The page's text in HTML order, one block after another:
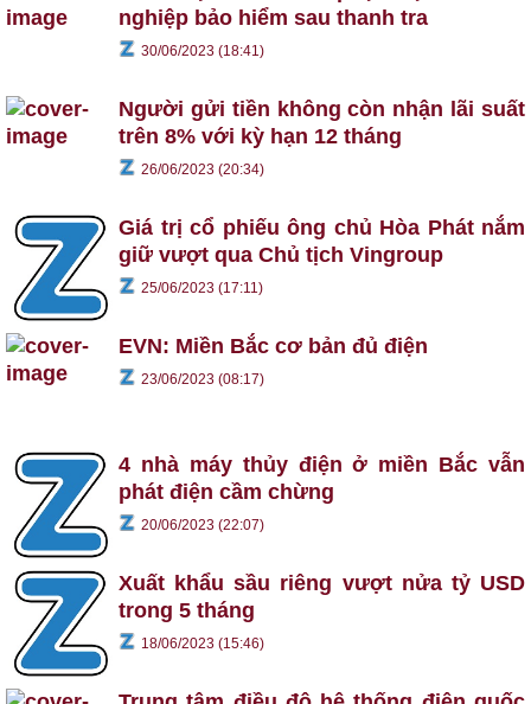
nghiệp bảo hiểm sau thanh tra
30/06/2023 (18:41)
Người gửi tiền không còn nhận lãi suất
trên 8% với kỳ hạn 12 tháng
26/06/2023 (20:34)
Giá trị cổ phiếu ông chủ Hòa Phát nắm
giữ vượt qua Chủ tịch Vingroup
25/06/2023 (17:11)
EVN: Miền Bắc cơ bản đủ điện
23/06/2023 (08:17)
4 nhà máy thủy điện ở miền Bắc vẫn
phát điện cầm chừng
20/06/2023 (22:07)
Xuất khẩu sầu riêng vượt nửa tỷ USD
trong 5 tháng
18/06/2023 (15:46)